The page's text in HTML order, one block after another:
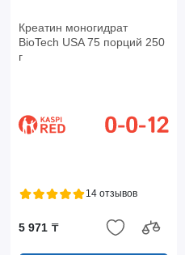
Креатин моногидрат
BioTech USA 75 порций 250
г
14 отзывов
5 971 ₸